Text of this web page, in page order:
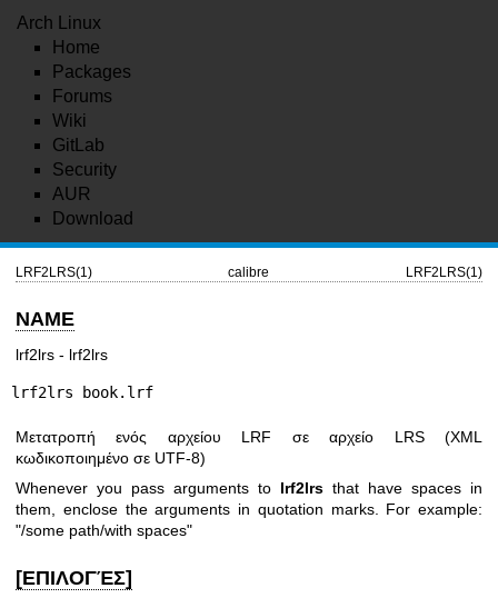
Arch Linux
Home
Packages
Forums
Wiki
GitLab
Security
AUR
Download
LRF2LRS(1) calibre LRF2LRS(1)
NAME
lrf2lrs - lrf2lrs
lrf2lrs book.lrf
Μετατροπή ενός αρχείου LRF σε αρχείο LRS (XML
κωδικοποιημένο σε UTF-8)
Whenever you pass arguments to lrf2lrs that have spaces in
them, enclose the arguments in quotation marks. For example:
"/some path/with spaces"
[ΕΠΙΛΟΓΈΣ]